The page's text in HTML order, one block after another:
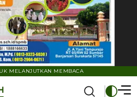
MELANJUTKAN MEMBACA